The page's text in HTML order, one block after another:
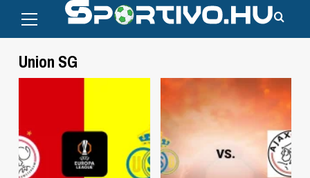
content
Menu
Union SG